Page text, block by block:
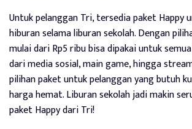
Untuk pelanggan Tri, tersedia paket Happy
hiburan selama liburan sekolah. Dengan
mulai dari Rp5 ribu bisa dipakai untuk
dari media sosial, main game, hingga
pilihan paket untuk pelanggan yang butuh
harga hemat. Liburan sekolah jadi makin
paket Happy dari Tri!